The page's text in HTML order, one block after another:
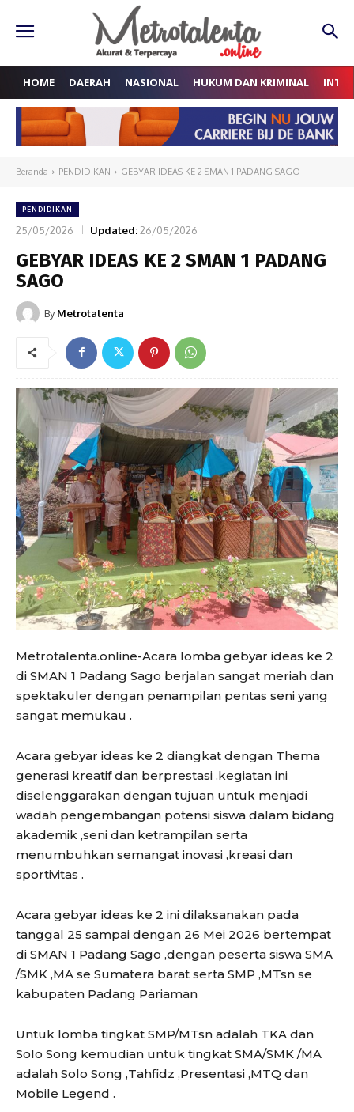
HOME DAERAH NASIONAL HUKUM DAN KRIMINAL
Beranda PENDIDIKAN GEBYAR IDEAS KE 2 SMAN 1 PADANG SAGO
PENDIDIKAN
25/05/2026 Updated:26/05/2026
GEBYAR IDEAS KE 2 SMAN 1 PADANG
SAGO
By Metrotalenta
Metrotalenta.online-Acara lomba gebyar ideas ke 2
di SMAN 1 Padang Sago berjalan sangat meriah dan
spektakuler dengan penampilan pentas seni yang
sangat memukau .
Acara gebyar ideas ke 2 diangkat dengan Thema
generasi kreatif dan berprestasi .kegiatan ini
diselenggarakan dengan tujuan untuk menjadi
wadah pengembangan potensi siswa dalam bidang
akademik ,seni dan ketrampilan serta
menumbuhkan semangat inovasi ,kreasi dan
sportivitas .
Acara gebyar ideas ke 2 ini dilaksanakan pada
tanggal 25 sampai dengan 26 Mei 2026 bertempat
di SMAN 1 Padang Sago ,dengan peserta siswa SMA
/SMK ,MA se Sumatera barat serta SMP ,MTsn se
kabupaten Padang Pariaman
Untuk lomba tingkat SMP/MTsn adalah TKA dan
Solo Song kemudian untuk tingkat SMA/SMK /MA
adalah Solo Song ,Tahfidz ,Presentasi ,MTQ dan
Mobile Legend .